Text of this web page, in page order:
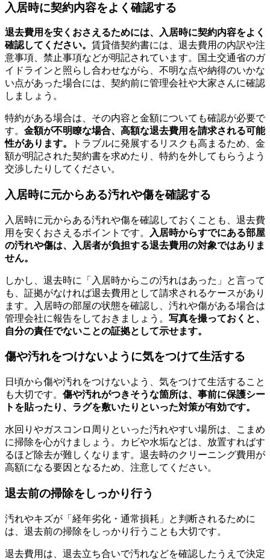
入居時に契約内容をよく確認する
退去費用を安くおさえるためには、入居時に契約内容をよく
確認してください。 賃貸借契約書には、退去費用の内訳や注
意事項、禁止事項などが明記されています。国土交通省のガ
イドラインと照らし合わせながら、不明な点や納得のいかな
い点があった場合には、契約前に管理会社や大家さんに確認
しましょう。
特約がある場合は、その内容と金額についても確認が必要で
す。 金額が不明瞭な場合、高額な退去費用を請求される可能
性があります。
トラブルに発展するリスクも高まるため、金
額が明記された契約書を求めたり、特約を外してもらうよう
交渉したりしてください。
入居時に元からある汚れや傷を確認する
入居時に元からある汚れや傷を確認しておくことも、退去費
用を安くおさえるポイントです。
入居時からすでにある部屋
の汚れや傷は、入居者が負担する退去費用の対象ではありま
せん。
しかし、退去時に「入居時からこの汚れはあった」と言って
も、証拠がなければ退去費用として請求されるケースがあり
ます。入居時の部屋の状態を確認し、汚れや傷がある場合は
管理会社に報告をしておきましょう。 写真を撮っておくと、
自分の責任でないことの証拠として示せます。
傷や汚れをつけないように気をつけて生活する
日頃から傷や汚れをつけないよう、気をつけて生活すること
も大切です。 傷や汚れがつきそうな箇所は、事前に保護シー
トを貼ったり、ラグを敷いたりといった対策が有効です。
水回りやガスコンロ周りといった汚れやすい場所は、こまめ
に掃除を心がけましょう。カビや水垢などは、放置すればす
るほど除去が難しくなります。退去時のクリーニング費用が
高額になる要因となるため、注意してください。
退去前の掃除をしっかり行う
汚れやキズが「経年劣化・通常損耗」と判断されるために
は、退去前の掃除をしっかり行うことも大切です。
退去費用は、退去立ち合いで汚れなどを確認したうえで決定